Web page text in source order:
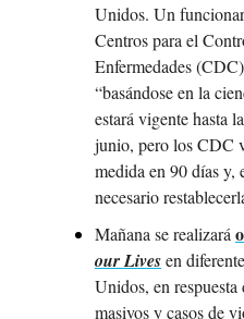
Unidos. Un
Centros para el
Enfermedades
“basándose en la
estará vigente hasta
junio, pero los CDC
medida en 90 días y,
necesario
Mañana se realizará
our Lives en
Unidos, en
masivos y casos de